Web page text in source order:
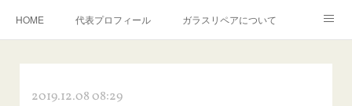
HOME 代表プロフィール ガラスリペアについて
飛び石施工料金について
2019.12.08 08:29